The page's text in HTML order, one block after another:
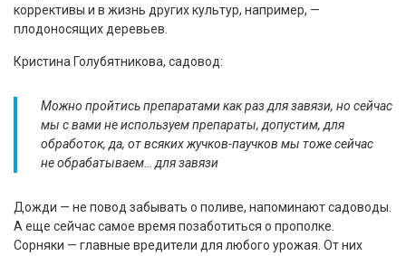
коррективы и в жизнь других культур, например, —
плодоносящих деревьев.
Кристина Голубятникова, садовод:
Можно пройтись препаратами как раз для завязи, но сейчас
мы с вами не используем препараты, допустим, для
обработок, да, от всяких жучков-паучков мы тоже сейчас
не обрабатываем… для завязи
Дожди — не повод забывать о поливе, напоминают садоводы.
А еще сейчас самое время позаботиться о прополке.
Сорняки — главные вредители для любого урожая. От них